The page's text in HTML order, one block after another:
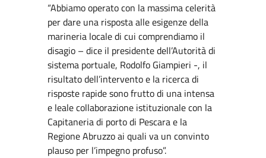
“Abbiamo operato con la massima celerità
per dare una risposta alle esigenze della
marineria locale di cui comprendiamo il
disagio – dice il presidente dell’Autorità di
sistema portuale, Rodolfo Giampieri -, il
risultato dell’intervento e la ricerca di
risposte rapide sono frutto di una intensa
e leale collaborazione istituzionale con la
Capitaneria di porto di Pescara e la
Regione Abruzzo ai quali va un convinto
plauso per l’impegno profuso”.